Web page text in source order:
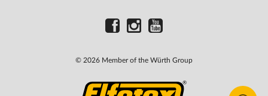
© 2026 Member of the Würth Group